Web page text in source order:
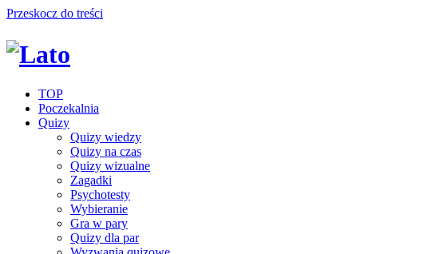
Przeskocz do treści
TOP
Poczekalnia
Quizy
Quizy wiedzy
Quizy na czas
Quizy wizualne
Zagadki
Psychotesty
Wybieranie
Gra w pary
Quizy dla par